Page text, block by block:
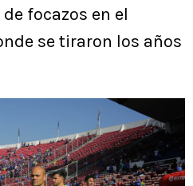
focazos en el
se tiraron los años